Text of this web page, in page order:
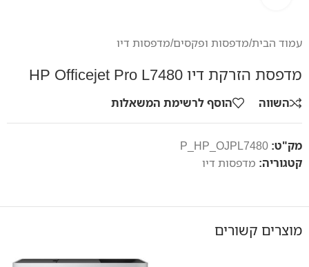
עמוד הבית/מדפסות ופקסים/מדפסות דיו
מדפסת הזרקת דיו HP Officejet Pro L7480
השווה הוסף לרשימת המשאלות
מק"ט: P_HP_OJPL7480
קטגוריה: מדפסות דיו
מוצרים קשורים